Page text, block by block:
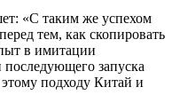
«С таким же успехом
тем, как скопировать
в имитации
последующего запуска
этому подходу Китай и